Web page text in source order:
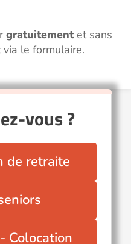
gratuitement et sans
le formulaire.
vous ?
de retraite
Colocation